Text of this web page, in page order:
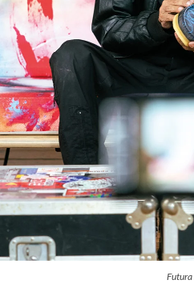
Futura